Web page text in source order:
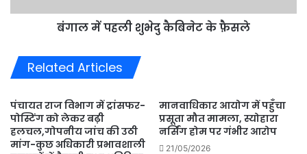
बंगाल में पहली शुभेदु कैबिनेट के फ़ैसले
Related Articles
पंचायत राज विभाग में ट्रांसफर-
पोस्टिंग को लेकर बढ़ी
हलचल,गोपनीय जांच की उठी
मांग-कुछ अधिकारी प्रभावशाली
मानवाधिकार आयोग में पहुँचा
प्रसूता मौत मामला, स्योहारा
नर्सिंग होम पर गंभीर आरोप
21/05/2026